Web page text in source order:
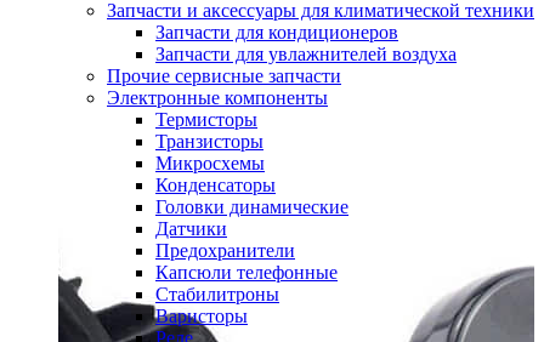
Запчасти и аксессуары для климатической техники
Запчасти для кондиционеров
Запчасти для увлажнителей воздуха
Прочие сервисные запчасти
Электронные компоненты
Термисторы
Транзисторы
Микросхемы
Конденсаторы
Головки динамические
Датчики
Предохранители
Капсюли телефонные
Стабилитроны
Варисторы
Реле